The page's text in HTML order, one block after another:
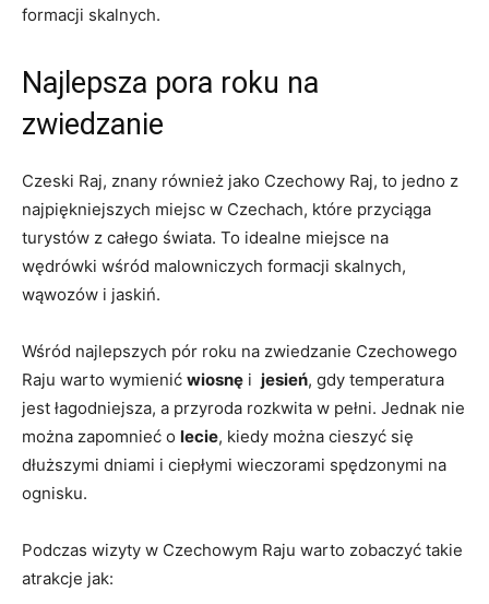
formacji skalnych.
Najlepsza pora roku na⁤
zwiedzanie
Czeski Raj, znany również jako Czechowy Raj, to jedno z‌
najpiękniejszych ​miejsc w Czechach, które przyciąga
‍turystów z ⁢całego świata. To idealne miejsce na
wędrówki wśród malowniczych ⁤formacji⁤ skalnych,
wąwozów i jaskiń.
Wśród ⁣najlepszych ⁤pór roku na zwiedzanie Czechowego
‌Raju warto wymienić wiosnę i ⁤ jesień,‍ gdy temperatura
jest łagodniejsza,​ a ​przyroda rozkwita⁣ w pełni. Jednak nie
można zapomnieć o lecie, kiedy można cieszyć się
dłuższymi dniami ⁤i ciepłymi wieczorami spędzonymi‍ na
‍ognisku.
Podczas wizyty⁣ w⁤ Czechowym Raju ‍warto zobaczyć takie‌
atrakcje jak: